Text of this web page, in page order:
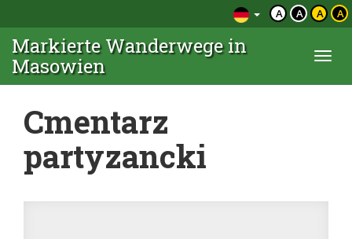
A A A A
Markierte Wanderwege in
Masowien
Cmentarz
partyzancki